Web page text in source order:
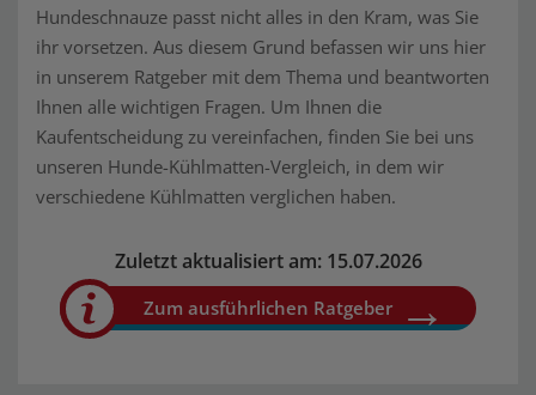
Hundeschnauze passt nicht alles in den Kram, was Sie
ihr vorsetzen. Aus diesem Grund befassen wir uns hier
in unserem Ratgeber mit dem Thema und beantworten
Ihnen alle wichtigen Fragen. Um Ihnen die
Kaufentscheidung zu vereinfachen, finden Sie bei uns
unseren Hunde-Kühlmatten-Vergleich, in dem wir
verschiedene Kühlmatten verglichen haben.
Zuletzt aktualisiert am: 15.07.2026
Zum ausführlichen Ratgeber